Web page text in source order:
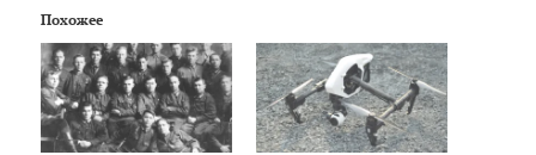
Похожее